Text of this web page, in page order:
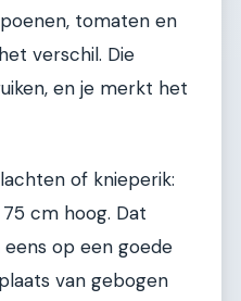
tomaten en
verschil. Die
en je merkt het
of knieperik:
cm hoog. Dat
op een goede
van gebogen